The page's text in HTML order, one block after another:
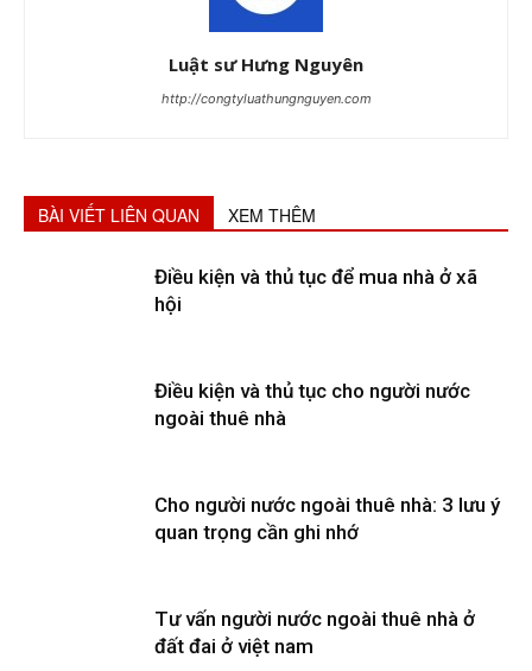
Luật sư Hưng Nguyên
http://congtyluathungnguyen.com
BÀI VIẾT LIÊN QUAN XEM THÊM
Điều kiện và thủ tục để mua nhà ở xã
hội
Điều kiện và thủ tục cho người nước
ngoài thuê nhà
Cho người nước ngoài thuê nhà: 3 lưu ý
quan trọng cần ghi nhớ
Tư vấn người nước ngoài thuê nhà ở
đất đai ở việt nam